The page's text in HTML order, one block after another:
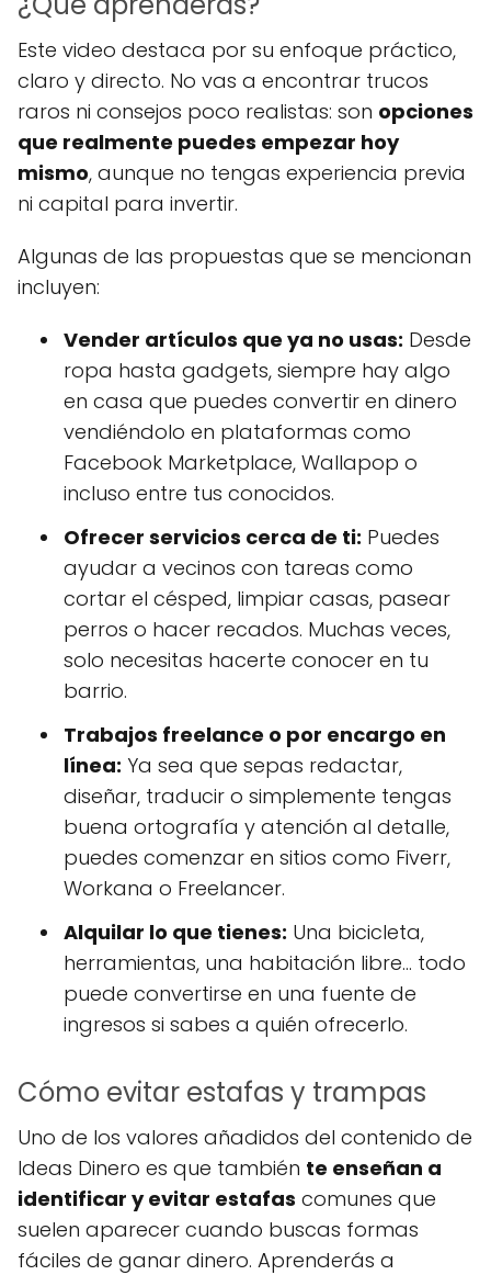
Este video destaca por su enfoque práctico,
claro y directo. No vas a encontrar trucos
raros ni consejos poco realistas: son opciones
que realmente puedes empezar hoy
mismo, aunque no tengas experiencia previa
ni capital para invertir.
Algunas de las propuestas que se mencionan
incluyen:
Vender artículos que ya no usas: Desde
ropa hasta gadgets, siempre hay algo
en casa que puedes convertir en dinero
vendiéndolo en plataformas como
Facebook Marketplace, Wallapop o
incluso entre tus conocidos.
Ofrecer servicios cerca de ti: Puedes
ayudar a vecinos con tareas como
cortar el césped, limpiar casas, pasear
perros o hacer recados. Muchas veces,
solo necesitas hacerte conocer en tu
barrio.
Trabajos freelance o por encargo en
línea: Ya sea que sepas redactar,
diseñar, traducir o simplemente tengas
buena ortografía y atención al detalle,
puedes comenzar en sitios como Fiverr,
Workana o Freelancer.
Alquilar lo que tienes: Una bicicleta,
herramientas, una habitación libre… todo
puede convertirse en una fuente de
ingresos si sabes a quién ofrecerlo.
Cómo evitar estafas y trampas
Uno de los valores añadidos del contenido de
Ideas Dinero es que también te enseñan a
identificar y evitar estafas comunes que
suelen aparecer cuando buscas formas
fáciles de ganar dinero. Aprenderás a